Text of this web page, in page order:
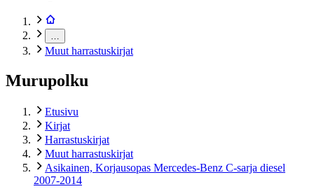
Muut harrastuskirjat
Murupolku
Etusivu
Kirjat
Harrastuskirjat
Muut harrastuskirjat
Asikainen, Korjausopas Mercedes-Benz C-sarja diesel
2007-2014